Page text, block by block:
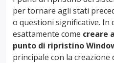
per tornare agli stati
o questioni significative. In
esattamente come creare
punto di ripristino
principale con la